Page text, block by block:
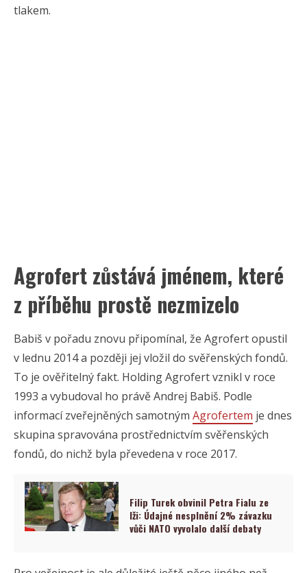
tlakem.
Agrofert zůstává jménem, které
z příběhu prostě nezmizelo
Babiš v pořadu znovu připomínal, že Agrofert opustil
v lednu 2014 a později jej vložil do svěřenských fondů.
To je ověřitelný fakt. Holding Agrofert vznikl v roce
1993 a vybudoval ho právě Andrej Babiš. Podle
informací zveřejněných samotným Agrofertem je dnes
skupina spravována prostřednictvím svěřenských
fondů, do nichž byla převedena v roce 2017.
Filip Turek obvinil Petra Fialu ze
lži: Údajné nesplnění 2% závazku
vůči NATO vyvolalo další debaty